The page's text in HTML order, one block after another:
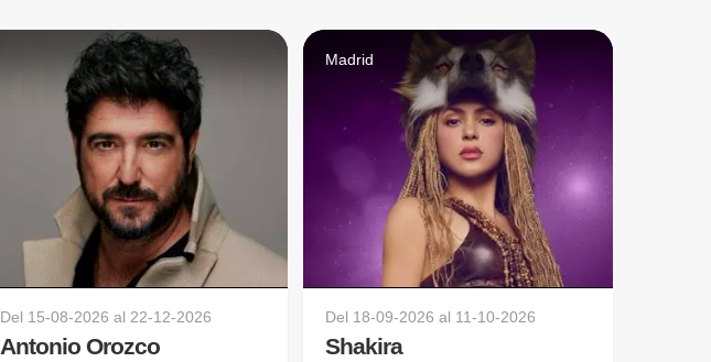
Del 15-08-2026 al22-12-2026
Antonio Orozco
Madrid
Del 18-09-2026 al 11-10-2026
Shakira